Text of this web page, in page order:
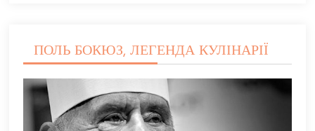
ПОЛЬ БОКЮЗ, ЛЕГЕНДА КУЛІНАРІЇ